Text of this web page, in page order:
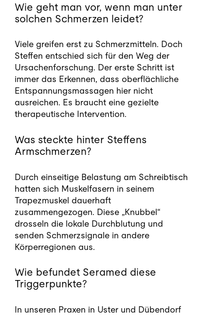
Wie geht man vor, wenn man unter
solchen Schmerzen leidet?
Viele greifen erst zu Schmerzmitteln. Doch
Steffen entschied sich für den Weg der
Ursachenforschung. Der erste Schritt ist
immer das Erkennen, dass oberflächliche
Entspannungsmassagen hier nicht
ausreichen. Es braucht eine gezielte
therapeutische Intervention.
Was steckte hinter Steffens
Armschmerzen?
Durch einseitige Belastung am Schreibtisch
hatten sich Muskelfasern in seinem
Trapezmuskel dauerhaft
zusammengezogen. Diese „Knubbel“
drosseln die lokale Durchblutung und
senden Schmerzsignale in andere
Körperregionen aus.
Wie befundet Seramed diese
Triggerpunkte?
In unseren Praxen in Uster und Dübendorf